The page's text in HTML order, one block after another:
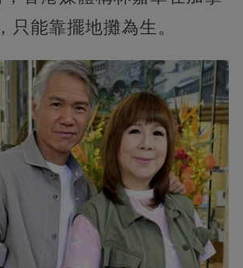
只能靠擺地攤為生。